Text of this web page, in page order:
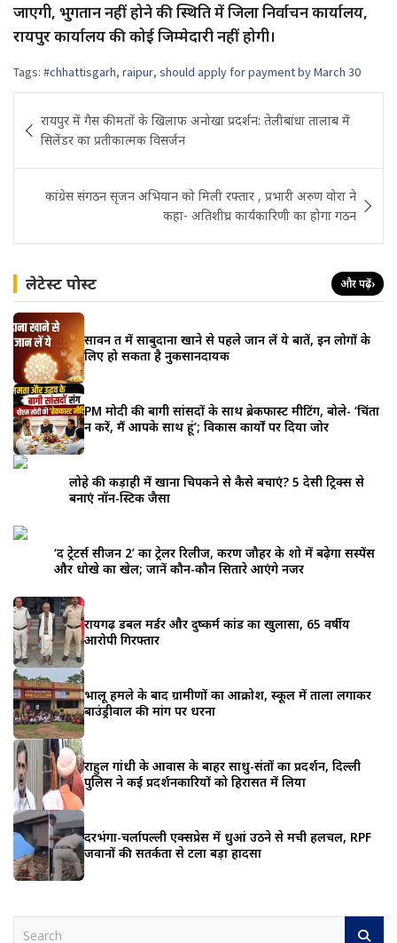
जाएगी, भुगतान नहीं होने की स्थिति में जिला निर्वाचन कार्यालय,
रायपुर कार्यालय की कोई जिम्मेदारी नहीं होगी।
Tags: #chhattisgarh, raipur, should apply for payment by March 30
navigation
रायपुर में गैस कीमतों के खिलाफ अनोखा प्रदर्शन: तेलीबांधा तालाब में
सिलेंडर का प्रतीकात्मक विसर्जन
कांग्रेस संगठन सृजन अभियान को मिली रफ्तार , प्रभारी अरुण वोरा ने
कहा- अतिशीघ्र कार्यकारिणी का होगा गठन
लेटेस्ट पोस्ट और पढ़ें›
सावन व्रत में साबुदाना खाने से पहले जान लें ये बातें, इन लोगों के
लिए हो सकता है नुकसानदायक
PM मोदी की बागी सांसदों के साथ ब्रेकफास्ट मीटिंग, बोले- ‘चिंता
न करें, मैं आपके साथ हूं’; विकास कार्यों पर दिया जोर
लोहे की कड़ाही में खाना चिपकने से कैसे बचाएं? 5 देसी ट्रिक्स से
बनाएं नॉन-स्टिक जैसा
‘द ट्रेटर्स सीजन 2’ का ट्रेलर रिलीज, करण जौहर के शो में बढ़ेगा सस्पेंस
और धोखे का खेल; जानें कौन-कौन सितारे आएंगे नजर
रायगढ़ डबल मर्डर और दुष्कर्म कांड का खुलासा, 65 वर्षीय
आरोपी गिरफ्तार
भालू हमले के बाद ग्रामीणों का आक्रोश, स्कूल में ताला लगाकर
बाउंड्रीवाल की मांग पर धरना
राहुल गांधी के आवास के बाहर साधु-संतों का प्रदर्शन, दिल्ली
पुलिस ने कई प्रदर्शनकारियों को हिरासत में लिया
दरभंगा-चर्लापल्ली एक्सप्रेस में धुआं उठने से मची हलचल, RPF
जवानों की सतर्कता से टला बड़ा हादसा